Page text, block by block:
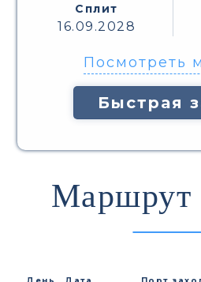
Сплит
16.09.2028
Посмотреть
Быстрая
Маршрут